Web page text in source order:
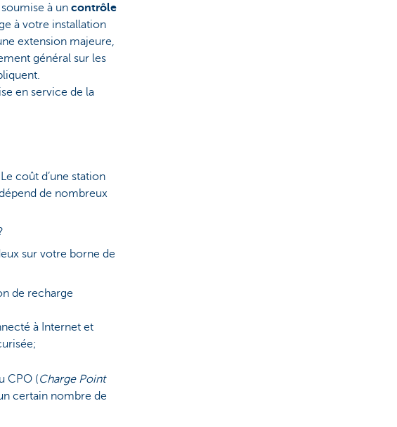
à un contrôle
à votre installation
extension majeure,
général sur les
en service de la
coût d’une station
de nombreux
sur votre borne de
de recharge
à Internet et
CPO (Charge Point
certain nombre de